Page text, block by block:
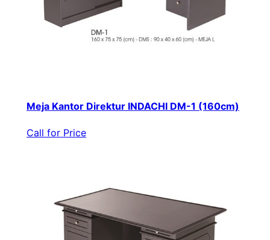
Meja Kantor Direktur INDACHI DM-1 (160cm)
Call for Price